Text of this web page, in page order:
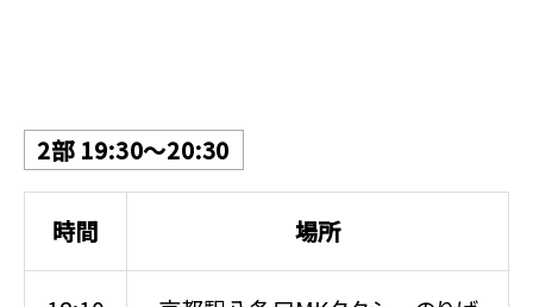
2部 19:30～20:30
時間 場所